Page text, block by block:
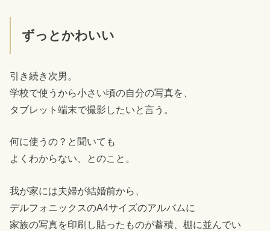
ずっとかわいい
引き続き次男。
学校で使うから小さい頃の自分の写真を、
タブレット端末で撮影したいと言う。
何に使うの？と聞いても
よくわからない、とのこと。
我が家には夫婦が結婚前から、
デルフォニックスのA4サイズのアルバムに
家族の写真を印刷し貼ったものが蓄積、棚に並んでい